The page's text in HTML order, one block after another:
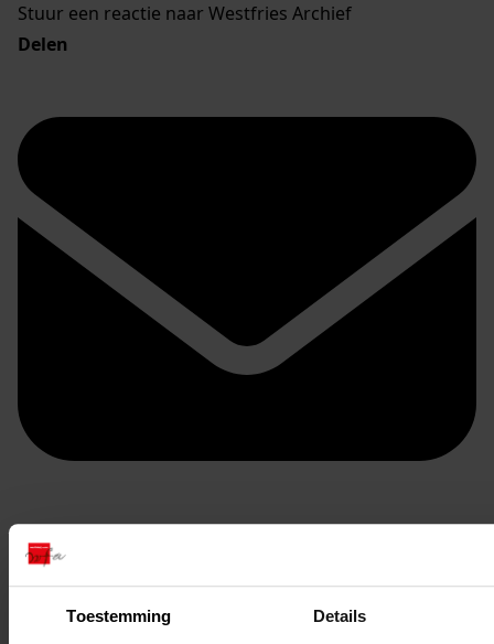
Toestemming Details
Stuur een reactie naar Westfries Archief
Delen